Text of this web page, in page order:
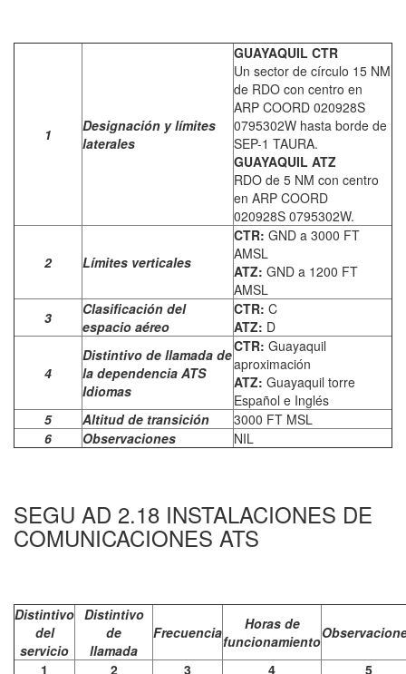
1
Designación y límites
laterales
GUAYAQUIL CTR
Un sector de círculo 15 NM
de RDO con centro en
ARP COORD 020928S
0795302W hasta borde de
SEP-1 TAURA.
GUAYAQUIL ATZ
RDO de 5 NM con centro
en ARP COORD
020928S 0795302W.
2 Límites verticales
CTR: GND a 3000 FT
AMSL
ATZ: GND a 1200 FT
AMSL
3
Clasificación del
espacio aéreo
CTR: C
ATZ: D
4
Distintivo de llamada de
la dependencia ATS
Idiomas
CTR: Guayaquil
aproximación
ATZ: Guayaquil torre
Español e Inglés
5
Altitud de transición
3000 FT MSL
6
Observaciones NIL
SEGU AD 2.18 INSTALACIONES DE
COMUNICACIONES ATS
Distintivo
del
servicio
Distintivo
de
llamada
Frecuencia
Horas de
funcionamiento
1 2 3 4 5